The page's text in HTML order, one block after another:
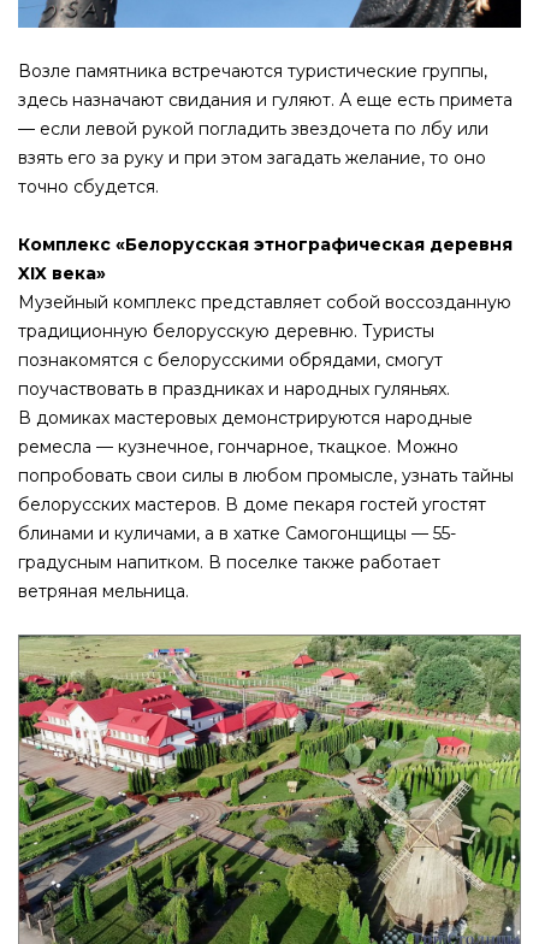
Возле памятника встречаются туристические группы,
здесь назначают свидания и гуляют. А еще есть примета
— если левой рукой погладить звездочета по лбу или
взять его за руку и при этом загадать желание, то оно
точно сбудется.
Комплекс «Белорусская этнографическая деревня
XIX века»
Музейный комплекс представляет собой воссозданную
традиционную белорусскую деревню. Туристы
познакомятся с белорусскими обрядами, смогут
поучаствовать в праздниках и народных гуляньях.
В домиках мастеровых демонстрируются народные
ремесла — кузнечное, гончарное, ткацкое. Можно
попробовать свои силы в любом промысле, узнать тайны
белорусских мастеров. В доме пекаря гостей угостят
блинами и куличами, а в хатке Самогонщицы — 55-
градусным напитком. В поселке также работает
ветряная мельница.